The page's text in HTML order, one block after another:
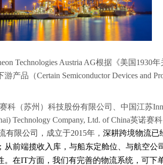
Technologies Austria AG根据《美国
品（Certain Semiconductor Devices and
科（苏州）科技股份有限公司、中国江苏
Technology Company, Ltd. of China英诺赛
有限公司，成立于2015年， 深耕跨境物流已
前端揽收入库，与船东定舱位、与航空
在IT方面，我们有完善的物流系统，可下